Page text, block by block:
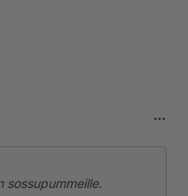
sossupummeille.